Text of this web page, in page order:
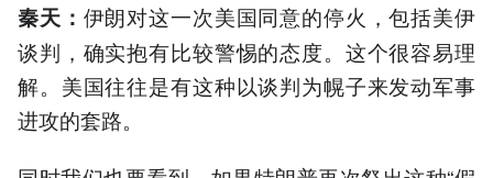
秦天： 伊朗对这一次美国同意的停火，包括美伊
谈判，确实抱有比较警惕的态度。这个很容易理
解。美国往往是有这种以谈判为幌子来发动军事
进攻的套路。